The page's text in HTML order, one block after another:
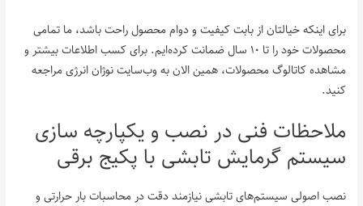
برای اینکه خیالتان از بابت کیفیت و دوام محصول راحت باشد، ما تمامی
محصولات خود را تا ۱۰ سال ضمانت کرده‌ایم. برای کسب اطلاعات بیشتر و
مشاهده کاتالوگ محصولات، همین الان به وب‌سایت نوژان انرژی مراجعه
کنید.
ملاحظات فنی در نصب و یکپارچه‌ سازی
سیستم گرمایش تابشی با پکیج برقی
نصب اصولی سیستم‌های تابشی نیازمند دقت در محاسبات بار حرارتی و